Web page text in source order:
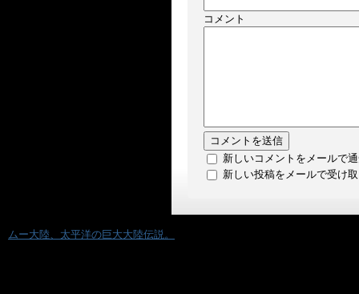
コメント
新しいコメントをメールで
新しい投稿をメールで受け
ムー大陸、太平洋の巨大大陸伝説。